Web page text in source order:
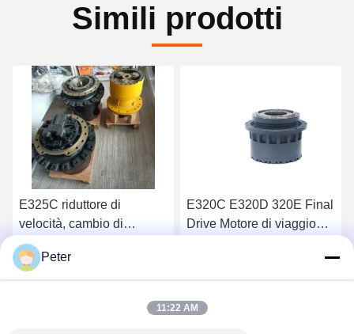
Simili prodotti
E325C riduttore di
velocità, cambio di
velocità, tracciato di
trazione 191-2682 169-
5586 199-4575 227-6116
Ottenga il migliore prezzo
E320C E320D 320E Final
Drive Motore di viaggio
Peter
11:22 AM